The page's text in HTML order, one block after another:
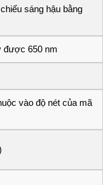
sáng hậu bằng
được 650 nm
vào độ nét của mã